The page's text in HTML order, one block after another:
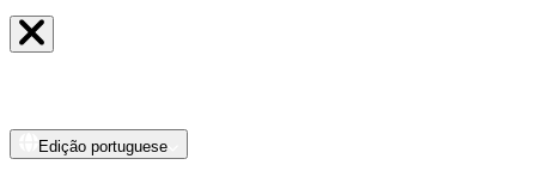
Edição portuguese